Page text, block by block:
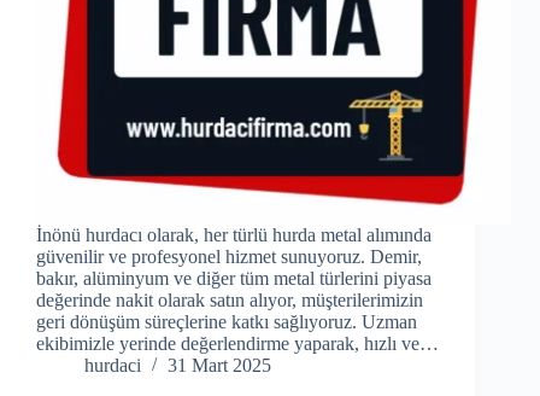
İnönü hurdacı olarak, her türlü hurda metal alımında
güvenilir ve profesyonel hizmet sunuyoruz. Demir,
bakır, alüminyum ve diğer tüm metal türlerini piyasa
değerinde nakit olarak satın alıyor, müşterilerimizin
geri dönüşüm süreçlerine katkı sağlıyoruz. Uzman
ekibimizle yerinde değerlendirme yaparak, hızlı ve…
hurdaci
31 Mart 2025